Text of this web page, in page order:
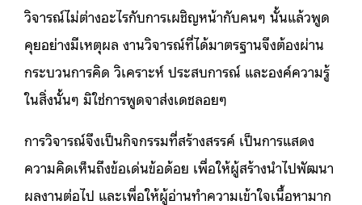
วิจารณ์ไม่ต่างอะไรกับการเผชิญหน้ากับคนๆ นั้นแล้วพูด
คุยอย่างมีเหตุผล งานวิจารณ์ที่ได้มาตรฐานจึงต้องผ่าน
กระบวนการคิด วิเคราะห์ ประสบการณ์ และองค์ความรู้
ในสิ่งนั้นๆ มิใช่การพูดจาส่งเดชลอยๆ
การวิจารณ์จึงเป็นกิจกรรมที่สร้างสรรค์ เป็นการแสดง
ความคิดเห็นถึงข้อเด่นข้อด้อย เพื่อให้ผู้สร้างนำไปพัฒนา
ผลงานต่อไป และเพื่อให้ผู้อ่านทำความเข้าใจเนื้อหามาก